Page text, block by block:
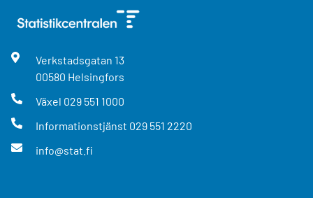
Verkstadsgatan 13
00580 Helsingfors
Växel 029 551 1000
Informationstjänst 029 551 2220
info@stat.fi